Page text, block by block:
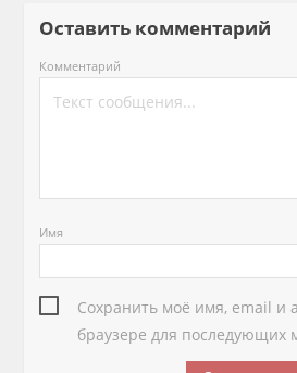
Оставить комментарий
Комментарий
Имя
Сохранить моё имя, email и
браузере для последующих